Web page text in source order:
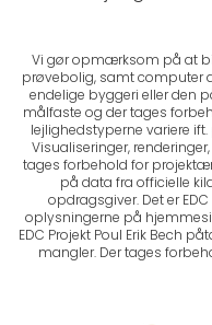
Vi gør opmærksom på at
prøvebolig, samt computer
endelige byggeri eller den
målfaste og der tages
lejlighedstyperne variere
Visualiseringer,
tages forbehold for
på data fra officielle
opdragsgiver. Det er
oplysningerne på
EDC Projekt Poul Erik Bech
mangler. Der tages